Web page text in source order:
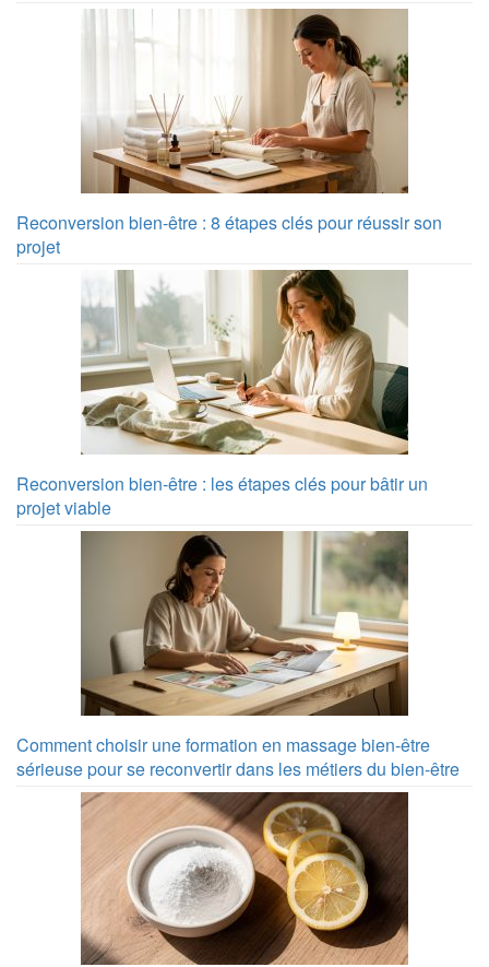
Reconversion bien-être : 8 étapes clés pour réussir son
projet
Reconversion bien-être : les étapes clés pour bâtir un
projet viable
Comment choisir une formation en massage bien-être
sérieuse pour se reconvertir dans les métiers du bien-être